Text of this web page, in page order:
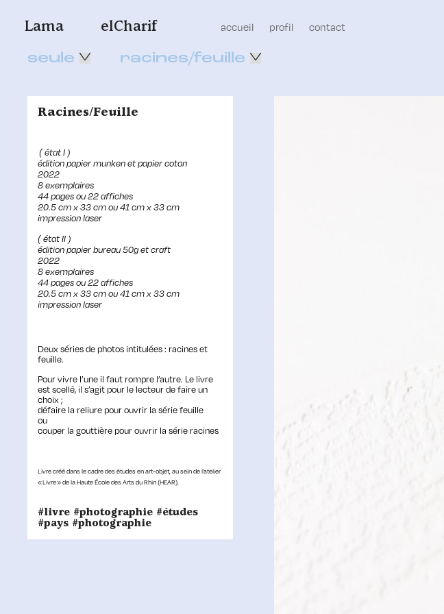
Lama elCharif accueil profil contact
seule racines/feuille
Racines/Feuille
( état I )
édition papier munken et papier coton
2022
8 exemplaires
44 pages ou 22 affiches
20.5 cm x 33 cm ou 41 cm x 33 cm
impression laser
( état II )
édition papier bureau 50g et craft
2022
8 exemplaires
44 pages ou 22 affiches
20.5 cm x 33 cm ou 41 cm x 33 cm
impression laser
Deux séries de photos intitulées : racines et
feuille.
Pour vivre l’une il faut rompre l’autre. Le livre
est scellé, il s’agit pour le lecteur de faire un
choix ;
défaire la reliure pour ouvrir la série feuille
ou
couper la gouttière pour ouvrir la série racines
Livre créé dans le cadre des études en art-objet, au sein de l’atelier
« Livre » de la Haute École des Arts du Rhin (HEAR).
#livre #photographie #études
#pays #photographie